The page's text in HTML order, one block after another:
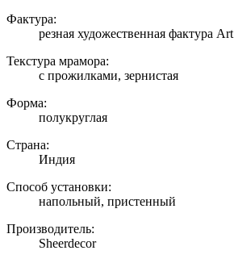
Фактура:
резная художественная фактура Art
Текстура мрамора:
с прожилками, зернистая
Форма:
полукруглая
Страна:
Индия
Способ установки:
напольный, пристенный
Производитель:
Sheerdecor